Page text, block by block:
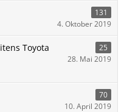
131
4. Oktober 2019
Toyota 25
28. Mai 2019
70
10. April 2019